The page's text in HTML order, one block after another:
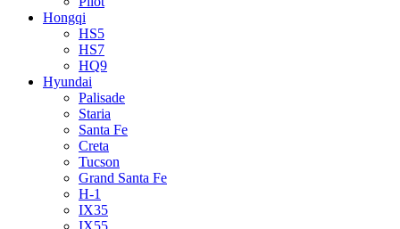
Hongqi
HS5
HS7
HQ9
Hyundai
Palisade
Staria
Santa Fe
Creta
Tucson
Grand Santa Fe
H-1
IX35
IX55